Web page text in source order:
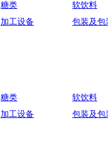
糖类
软饮料
加工设备 包装及包
糖类
软饮料
加工设备 包装及包